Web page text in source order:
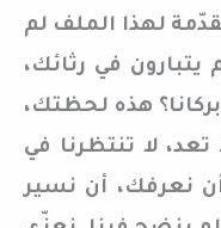
لهذا الملف لم
في رثائك،
هذه لحظتك،
لا تنتظرنا في
نعرفك، أن نسير